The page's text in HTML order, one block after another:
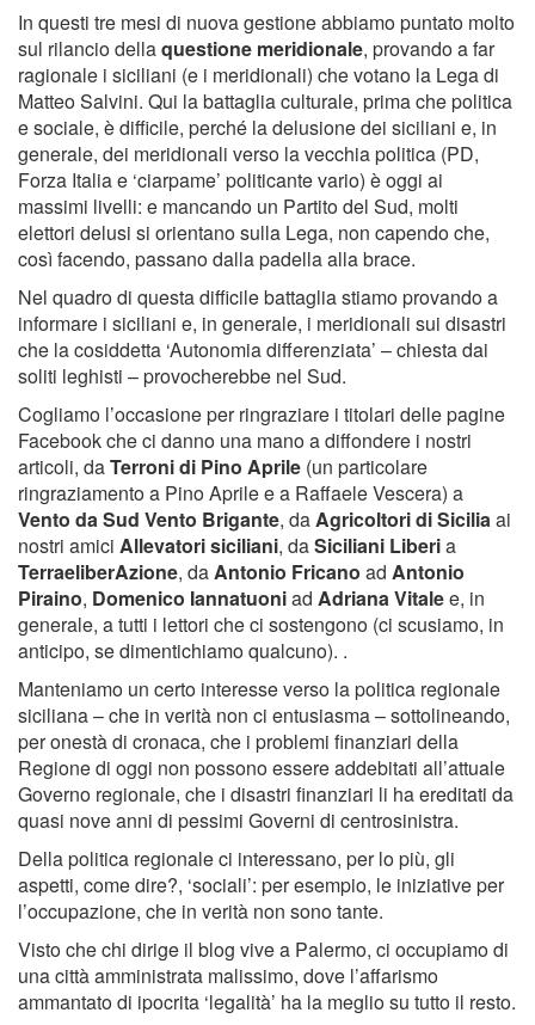
In questi tre mesi di nuova gestione abbiamo puntato molto
sul rilancio dellaquestione meridionale, provando a far
ragionale i siciliani (e i meridionali) che votano la Lega di
Matteo Salvini. Qui la battaglia culturale, prima che politica
e sociale, è difficile, perché la delusione dei siciliani e, in
generale, dei meridionali verso la vecchia politica (PD,
Forza Italia e ‘ciarpame’ politicante vario) è oggi ai
massimi livelli: e mancando un Partito del Sud, molti
elettori delusi si orientano sulla Lega, non capendo che,
così facendo, passano dalla padella alla brace.
Nel quadro di questa difficile battaglia stiamo provando a
informare i siciliani e, in generale, i meridionali sui disastri
che la cosiddetta ‘Autonomia differenziata’ – chiesta dai
soliti leghisti – provocherebbe nel Sud.
Cogliamo l’occasione per ringraziare i titolari delle pagine
Facebook che ci danno una mano a diffondere i nostri
articoli, daTerroni di Pino Aprile (un particolare
ringraziamento a Pino Aprile e a Raffaele Vescera) a
Vento da Sud Vento Brigante, daAgricoltori di Siciliaai
nostri amici Allevatori siciliani, daSiciliani Liberia
TerraeliberAzione, daAntonio Fricano ad Antonio
Piraino, Domenico Iannatuoniad Adriana Vitalee, in
generale, a tutti i lettori che ci sostengono (ci scusiamo, in
anticipo, se dimentichiamo qualcuno). .
Manteniamo un certo interesse verso la politica regionale
siciliana – che in verità non ci entusiasma – sottolineando,
per onestà di cronaca, che i problemi finanziari della
Regione di oggi non possono essere addebitati all’attuale
Governo regionale, che i disastri finanziari li ha ereditati da
quasi nove anni di pessimi Governi di centrosinistra.
Della politica regionale ci interessano, per lo più, gli
aspetti, come dire?, ‘sociali’: per esempio, le iniziative per
l’occupazione, che in verità non sono tante.
Visto che chi dirige il blog vive a Palermo, ci occupiamo di
una città amministrata malissimo, dove l’affarismo
ammantato di ipocrita ‘legalità’ ha la meglio su tutto il resto.